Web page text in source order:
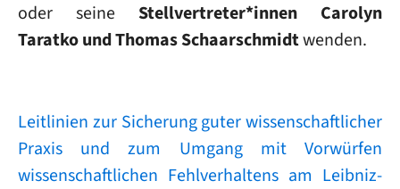
oder seine Stellvertreter*innen Carolyn
Taratko und Thomas Schaarschmidtwenden.
Leitlinien zur Sicherung guter wissenschaftlicher
Praxis und zum Umgang mit Vorwürfen
wissenschaftlichen Fehlverhaltens am Leibniz-